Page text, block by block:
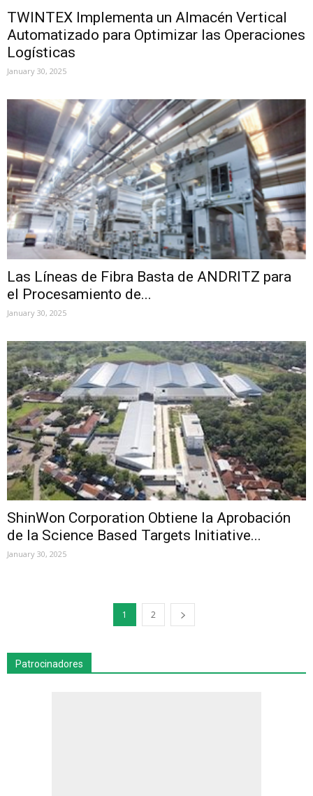
TWINTEX Implementa un Almacén Vertical
Automatizado para Optimizar las Operaciones
Logísticas
January 30, 2025
Las Líneas de Fibra Basta de ANDRITZ para
el Procesamiento de...
January 30, 2025
ShinWon Corporation Obtiene la Aprobación
de la Science Based Targets Initiative...
January 30, 2025
1 2
Patrocinadores